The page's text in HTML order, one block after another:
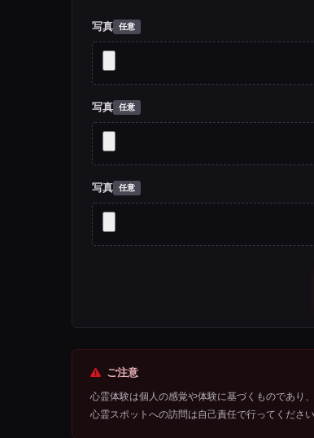
写真
写真
写真
ご注意
心霊体験は個人の感覚や体験に基づくものであり
心霊スポットへの訪問は自己責任で行ってくださ